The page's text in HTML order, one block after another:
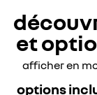
et
afficher en
options